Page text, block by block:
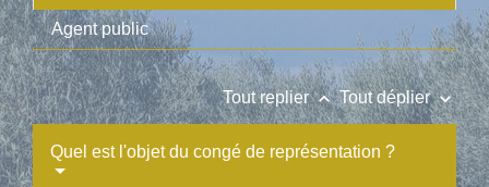
Agent public
Tout replierkeyboard_arrow_up Tout déplierkeyboard_arrow_down
Quel est l'objet du congé de représentation ?